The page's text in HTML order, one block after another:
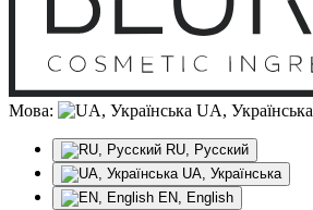
Мова: UA, Українська
RU, Русский
UA, Українська
EN, English